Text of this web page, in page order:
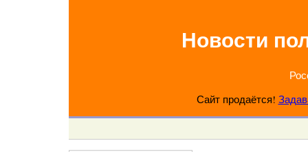
Новости
Сайт продаётся!